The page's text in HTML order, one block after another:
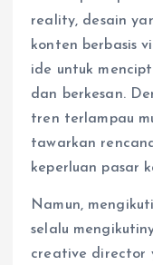
reality, desain
konten berbasis
ide untuk
dan berkesan.
tren terlampau
tawarkan
keperluan pasar
Namun,
selalu
creative director